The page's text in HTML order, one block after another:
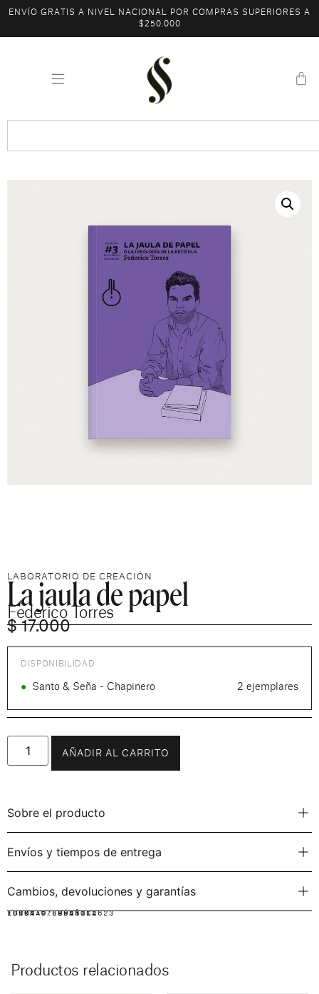
ENVÍO GRATIS A NIVEL NACIONAL POR COMPRAS SUPERIORES A
$250.000
LABORATORIO DE CREACIÓN
La jaula de papel
Federico Torres
$17.000
DISPONIBILIDAD
● Santo & Seña - Chapinero 2 ejemplares
AÑADIR AL CARRITO
Sobre el producto
Envíos y tiempos de entrega
Cambios, devoluciones y garantías
IDIOMA:ESPAÑOL
FORMATO:RÚSTICA
ISBN: 9789585312623
Productos relacionados